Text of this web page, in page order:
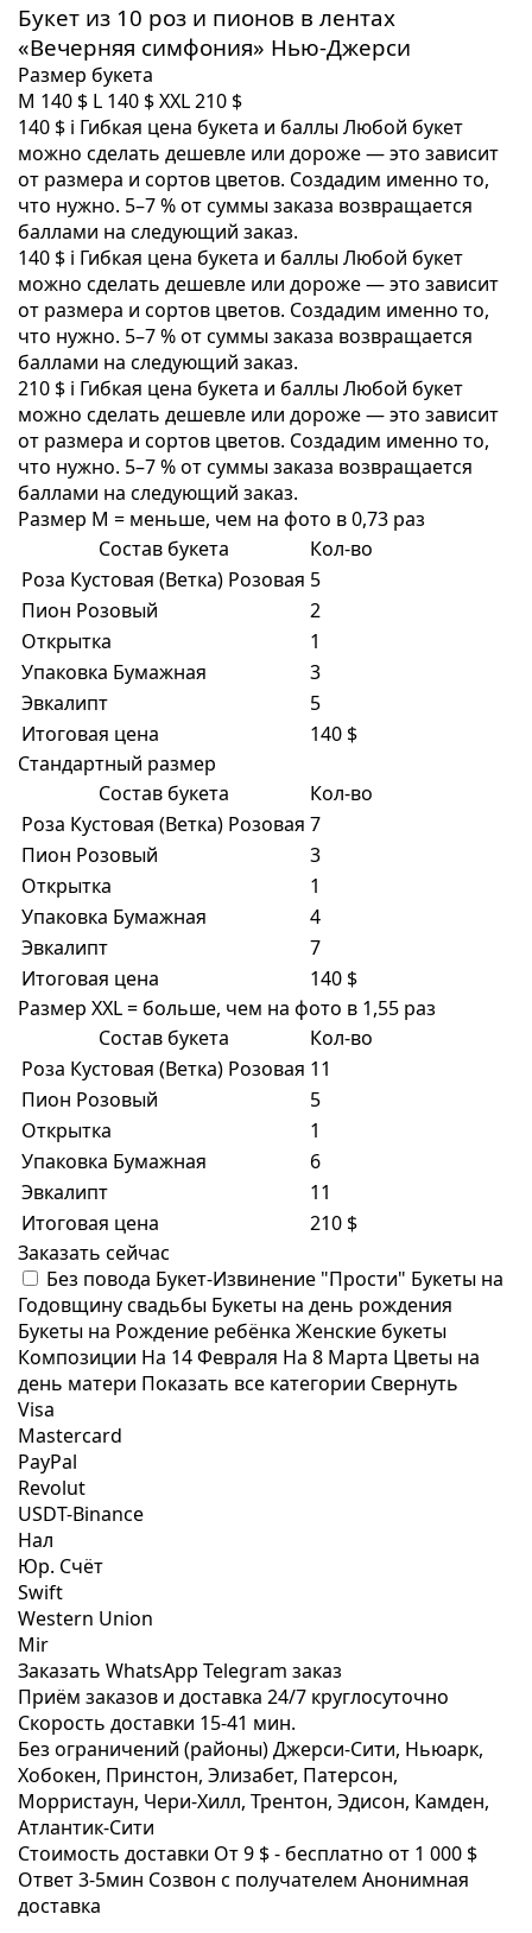
Букет из 10 роз и пионов в лентах
«Вечерняя симфония» Нью-Джерси
Размер букета
M 140 $ L 140 $XXL210 $
140 $ i Гибкая цена букета и баллыЛюбой букет
можно сделать дешевле или дороже — это зависит
от размера и сортов цветов. Создадим именно то,
что нужно. 5–7 % от суммы заказа возвращается
баллами на следующий заказ.
140 $ i Гибкая цена букета и баллыЛюбой букет
можно сделать дешевле или дороже — это зависит
от размера и сортов цветов. Создадим именно то,
что нужно. 5–7 % от суммы заказа возвращается
баллами на следующий заказ.
210 $ i Гибкая цена букета и баллыЛюбой букет
можно сделать дешевле или дороже — это зависит
от размера и сортов цветов. Создадим именно то,
что нужно. 5–7 % от суммы заказа возвращается
баллами на следующий заказ.
Размер M = меньше, чем на фото в 0,73 раз
Состав букета
Кол-во
Роза Кустовая (Ветка) Розовая 5
Пион Розовый
2
Открытка
1
Упаковка Бумажная
3
Эвкалипт
5
Итоговая цена
140 $
Стандартный размер
Состав букета
Кол-во
Роза Кустовая (Ветка) Розовая 7
Пион Розовый
3
Открытка
1
Упаковка Бумажная
4
Эвкалипт
7
Итоговая цена
140 $
Размер XXL = больше, чем на фото в 1,55 раз
Состав букета
Кол-во
Роза Кустовая (Ветка) Розовая 11
Пион Розовый
5
Открытка
1
Упаковка Бумажная
6
Эвкалипт
11
Итоговая цена
210 $
Заказать сейчас
Без повода Букет-Извинение "Прости" Букеты на
Годовщину свадьбы Букеты на день рождения
Букеты на Рождение ребёнка Женские букеты
Композиции На 14 Февраля На 8 Марта Цветы на
день матери Показать все категории Свернуть
Visa
Mastercard
PayPal
Revolut
USDT-Binance
Нал
Юр. Счёт
Swift
Western Union
Mir
Заказать WhatsApp Telegram заказ
Приём заказов и доставка 24/7 круглосуточно
Скорость доставки 15-41 мин.
Без ограничений (районы)Джерси-Сити, Ньюарк,
Хобокен, Принстон, Элизабет, Патерсон,
Морристаун, Чери-Хилл, Трентон, Эдисон, Камден,
Атлантик-Сити
Стоимость доставки От 9 $ - бесплатно от 1 000 $
Ответ 3-5мин Созвон с получателем Анонимная
доставка